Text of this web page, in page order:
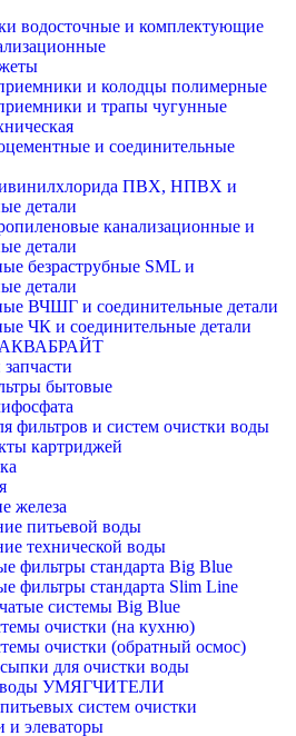
водосточные и комплектующие
и колодцы полимерные
и трапы чугунные
и соединительные
ПВХ, НПВХ и
детали
канализационные и
детали
безраструбные SML и
детали
ВЧШГ и соединительные детали
ЧК и соединительные детали
АКВАБРАЙТ
бытовые
фильтров и систем очистки воды
картриджей
железа
питьевой воды
технической воды
фильтры стандарта Big Blue
фильтры стандарта Slim Line
системы Big Blue
очистки (на кухню)
очистки (обратный осмос)
для очистки воды
воды УМЯГЧИТЕЛИ
систем очистки
и элеваторы